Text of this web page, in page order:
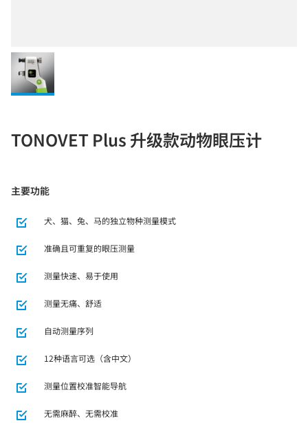
TONOVET Plus 升级款动物眼压计
主要功能
犬、猫、兔、马的独立物种测量模式
准确且可重复的眼压测量
测量快速、易于使用
测量无痛、舒适
自动测量序列
12种语言可选（含中文）
测量位置校准智能导航
无需麻醉、无需校准